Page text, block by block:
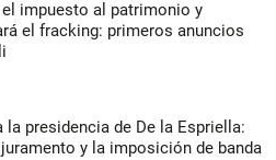
impuesto al patrimonio y
el fracking: primeros anuncios
la presidencia de De la Espriella:
y la imposición de banda